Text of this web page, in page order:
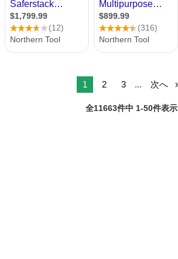
1 2 3 ... 次へ
全11663件中 1-50件表示